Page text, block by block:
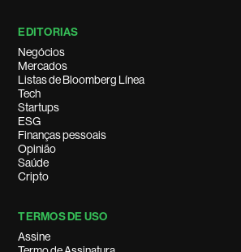
EDITORIAS
Negócios
Mercados
Listas de Bloomberg Línea
Tech
Startups
ESG
Finanças pessoais
Opinião
Saúde
Cripto
TERMOS DE USO
Assine